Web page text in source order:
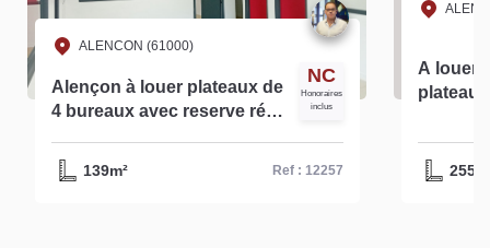
ALENCON (61000)
Alençon à louer plateaux de
4 bureaux avec reserve réf -
NC
Honoraires
inclus
139m² Ref : 12257
A louer
plateau
réf-